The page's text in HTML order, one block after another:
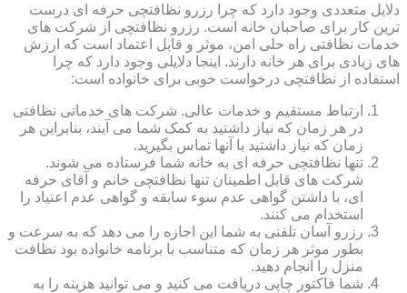
دلایل متعددی وجود دارد که چرا رزرو نظافتچی حرفه ای درست
ترین کار برای صاحبان خانه است. رزرو نظافتچی از شرکت های
خدمات نظافتی راه حلی امن، موثر و قابل اعتماد است که ارزش
های زیادی برای هر خانه دارند. اینجا دلایلی وجود دارد که چرا
استفاده از نظافتچی درخواست خوبی برای خانواده است:
ارتباط مستقیم و خدمات عالی. شرکت های خدماتی نظافتی
در هر زمان که نیاز داشتید به کمک شما می آیند، بنابراین هر
زمان که نیاز داشتید با آنها تماس بگیرید.
تنها نظافتچی حرفه ای به خانه شما فرستاده می شوند.
شرکت های قابل اطمینان تنها نظافتچی خانم و آقای حرفه
ای، با داشتن گواهی عدم سوء سابقه و گواهی عدم اعتیاد را
استخدام می کنند.
رزرو آسان تلفنی به شما این اجازه را می دهد که به سرعت و
بطور موثر هر زمان که متناسب با برنامه خانواده بود نظافت
منزل را انجام دهید.
شما فاکتور چاپی دریافت می کنید و می توانید هزینه را به